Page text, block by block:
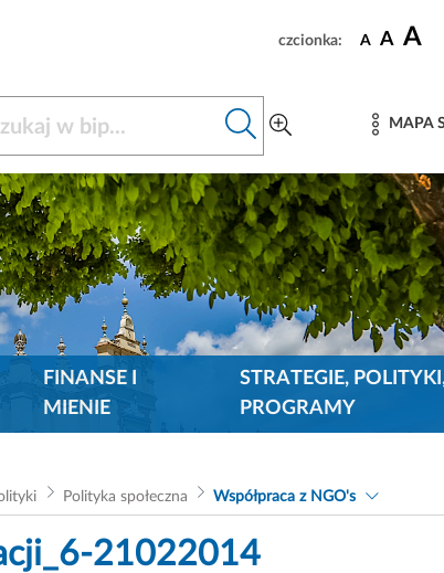
czcionka: A A A
MAPA
FINANSE I
MIENIE
STRATEGIE,
PROGRAMY
Polityka społeczna Współpraca z NGO's
21022014